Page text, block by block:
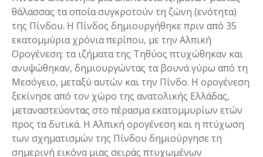
θάλασσας τα οποία συγκροτούν τη ζώνη (ενότητα)
της Πίνδου. Η Πίνδος δημιουργήθηκε πριν από 35
εκατομμύρια χρόνια περίπου, με την Αλπική
Ορογένεση: τα ιζήματα της Τηθύος πτυχώθηκαν και
ανυψώθηκαν, δημιουργώντας τα βουνά γύρω από τη
Μεσόγειο, μεταξύ αυτών και την Πίνδο. Η ορογένεση
ξεκίνησε από τον χώρο της ανατολικής Ελλάδας,
μεταναστεύοντας στο πέρασμα εκατομμυρίων ετών
προς τα δυτικά. Η Αλπική ορογένεση και η πτύχωση
των σχηματισμών της Πίνδου δημιούργησε τη
σημερινή εικόνα μιας σειράς πτυχωμένων